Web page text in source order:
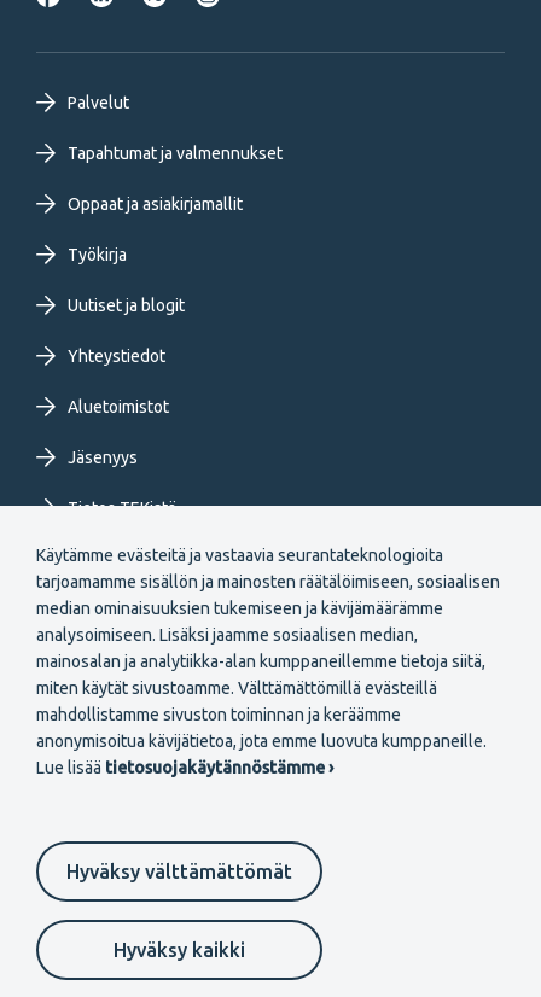
Käytämme evästeitä ja vastaavia seurantateknologioita
tarjoamamme sisällön ja mainosten räätälöimiseen, sosiaalisen
median ominaisuuksien tukemiseen ja kävijämäärämme
analysoimiseen. Lisäksi jaamme sosiaalisen median,
mainosalan ja analytiikka-alan kumppaneillemme tietoja siitä,
miten käytät sivustoamme. Välttämättömillä evästeillä
mahdollistamme sivuston toiminnan ja keräämme
anonymisoitua kävijätietoa, jota emme luovuta kumppaneille.
Lue lisää tietosuojakäytännöstämme ›
Hyväksy välttämättömät
Hyväksy kaikki
Footer
primary
menu
FI
Palvelut
Tapahtumat ja valmennukset
Oppaat ja asiakirjamallit
Työkirja
Uutiset ja blogit
Yhteystiedot
Aluetoimistot
Jäsenyys
Tietoa TEKistä
Extranet
Secondary
FI
Liity jäseneksi
Footer
Evästeasetukset Tietosuojaselosteet
Ilmoituskanava
Suomeksi In English På svenska